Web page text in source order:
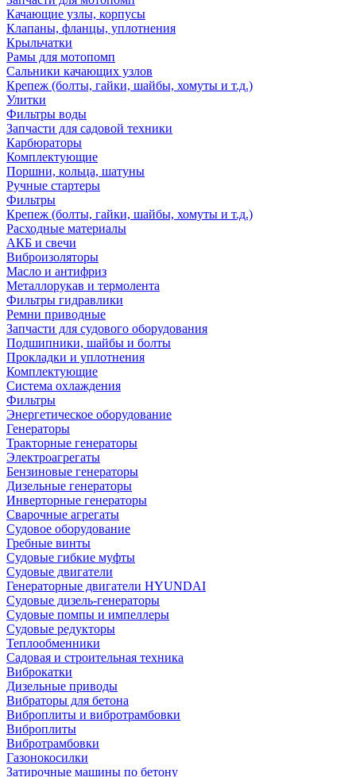
Качающие узлы, корпусы
Клапаны, фланцы, уплотнения
Крыльчатки
Рамы для мотопомп
Сальники качающих узлов
Крепеж (болты, гайки, шайбы, хомуты и т.д.)
Улитки
Фильтры воды
Запчасти для садовой техники
Карбюраторы
Комплектующие
Поршни, кольца, шатуны
Ручные стартеры
Фильтры
Крепеж (болты, гайки, шайбы, хомуты и т.д.)
Расходные материалы
АКБ и свечи
Виброизоляторы
Масло и антифриз
Металлорукав и термолента
Фильтры гидравлики
Ремни приводные
Запчасти для судового оборудования
Подшипники, шайбы и болты
Прокладки и уплотнения
Комплектующие
Система охлаждения
Фильтры
Энергетическое оборудование
Генераторы
Тракторные генераторы
Электроагрегаты
Бензиновые генераторы
Дизельные генераторы
Инверторные генераторы
Сварочные агрегаты
Судовое оборудование
Гребные винты
Судовые гибкие муфты
Судовые двигатели
Генераторные двигатели HYUNDAI
Судовые дизель-генераторы
Судовые помпы и импеллеры
Судовые редукторы
Теплообменники
Садовая и строительная техника
Виброкатки
Дизельные приводы
Вибраторы для бетона
Виброплиты и вибротрамбовки
Виброплиты
Вибротрамбовки
Газонокосилки
Затирочные машины по бетону